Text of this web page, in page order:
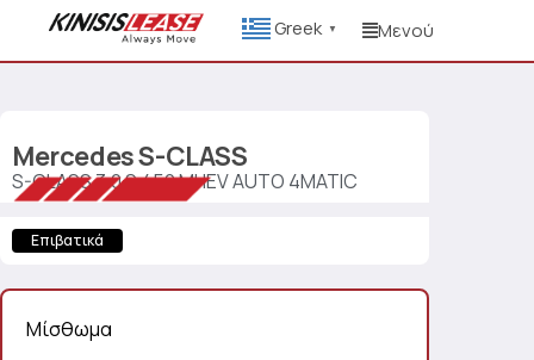
Greek ▼ Μενού
MercedesS-CLASS
S-CLASS 3.0 S 450 MHEV AUTO 4MATIC
Επιβατικά
Μίσθωμα